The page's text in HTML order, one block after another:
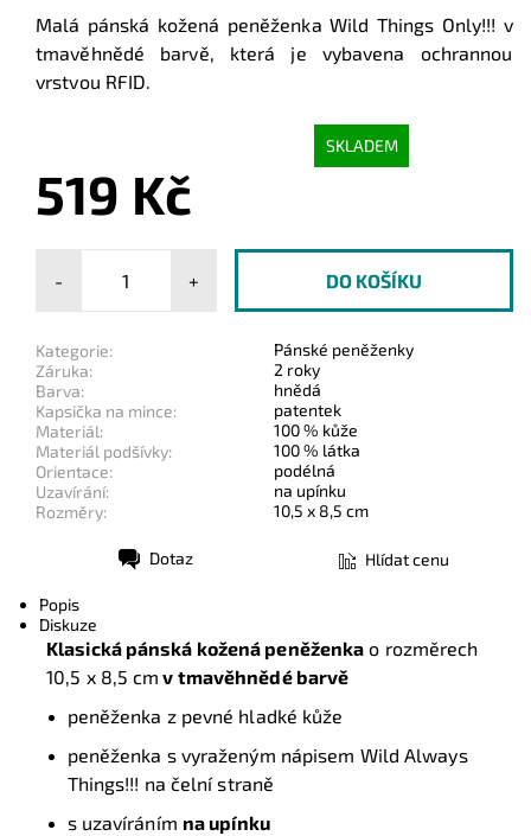
Malá pánská kožená peněženka Wild Things Only!!! v
tmavěhnědé barvě, která je vybavena ochrannou
vrstvou RFID.
SKLADEM
519 Kč
- +
Kategorie:
Pánské peněženky
Záruka:
2 roky
Barva:
hnědá
Kapsička na mince:
patentek
Materiál:
100 % kůže
Materiál podšívky:
100 % látka
Orientace:
podélná
Uzavírání:
na upínku
Rozměry:
10,5 x 8,5 cm
Dotaz Hlídat cenu
Popis
Diskuze
Klasická pánská kožená peněženka o rozměrech
10,5 x 8,5 cm v tmavěhnědé barvě
peněženka z pevné hladké kůže
peněženka s vyraženým nápisem Wild Always
Things!!! na čelní straně
s uzavíráním na upínku